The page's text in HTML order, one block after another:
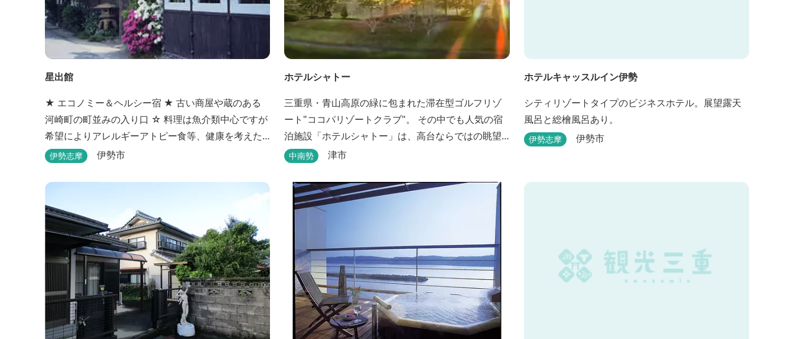
星出館
★ エコノミー＆ヘルシー宿 ★ 古い商屋や蔵のある
河崎町の町並みの入り口 ☆ 料理は魚介類中心ですが
希望によりアレルギーアトピー食等、健康を考えた
料理も対応（要予約） ☆ 光明石や備長炭を設置した
を！ 【Japanese Inn Group 会員です】
伊勢志摩 伊勢市
ホテルシャトー
三重県・青山高原の緑に包まれた滞在型ゴルフリゾ
ート"ココパリゾートクラブ"。 その中でも人気の宿
泊施設「ホテルシャトー」は、高台ならではの眺望
と静けさが魅力です。 客室はツインルームから4〜6
わせて選べます。 天然温泉の大浴場・露天風呂、ロ
ウリュ式サウナで体を整えた後は、和食や焼肉な
中南勢 津市
ホテルキャッスルイン伊勢
シティリゾートタイプのビジネスホテル。展望露天
風呂と総檜風呂あり。
伊勢志摩 伊勢市